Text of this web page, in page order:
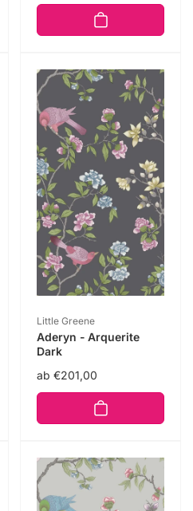
Preis
Anbieter:
Little Greene
Aderyn - Arquerite
Dark
Normaler
Preis
ab €201,00